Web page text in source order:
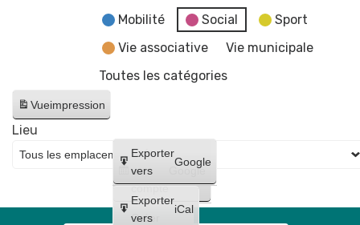
Mobilité
Social
Sport
Vie associative
Vie municipale
Toutes les catégories
Vueimpression
Créer
un
compte
Google
Créer
Exporter
vers
Google
Exporter
vers
iCal
Lieu